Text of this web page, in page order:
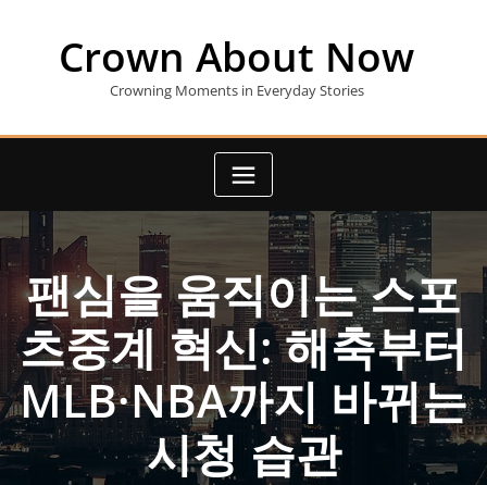
Crown About Now
Crowning Moments in Everyday Stories
팬심을 움직이는 스포
츠중계 혁신: 해축부터
MLB·NBA까지 바뀌는
시청 습관